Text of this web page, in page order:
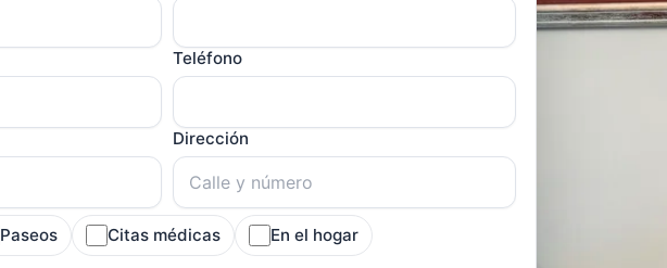
Teléfono
Dirección
Paseos Citas médicas En el hogar